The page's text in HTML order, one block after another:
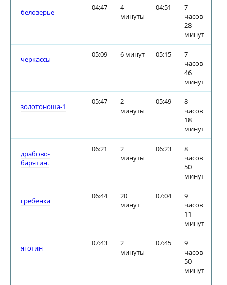
белозерье
04:47
4
минуты
04:51
7
часов
28
минут
черкассы
05:09 6 минут 05:15
7
часов
46
минут
золотоноша-1
05:47
2
минуты
05:49
8
часов
18
минут
драбово-
барятин.
06:21
2
минуты
06:23
8
часов
50
минут
гребенка
06:44
20
минут
07:04
9
часов
11
минут
яготин
07:43
2
минуты
07:45
9
часов
50
минут